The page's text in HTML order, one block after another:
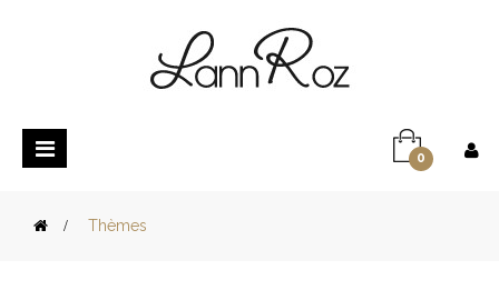
Basculer
navigation
0
> Thèmes